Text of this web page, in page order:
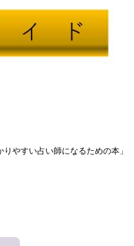
やすい占い師になるための本」